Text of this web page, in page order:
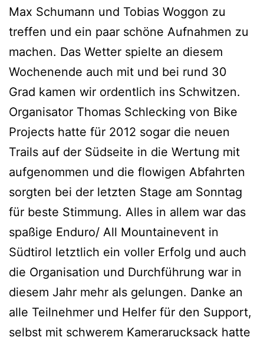
Max Schumann und Tobias Woggon zu
treffen und ein paar schöne Aufnahmen zu
machen. Das Wetter spielte an diesem
Wochenende auch mit und bei rund 30
Grad kamen wir ordentlich ins Schwitzen.
Organisator Thomas Schlecking von Bike
Projects hatte für 2012 sogar die neuen
Trails auf der Südseite in die Wertung mit
aufgenommen und die flowigen Abfahrten
sorgten bei der letzten Stage am Sonntag
für beste Stimmung. Alles in allem war das
spaßige Enduro/ All Mountainevent in
Südtirol letztlich ein voller Erfolg und auch
die Organisation und Durchführung war in
diesem Jahr mehr als gelungen. Danke an
alle Teilnehmer und Helfer für den Support,
selbst mit schwerem Kamerarucksack hatte